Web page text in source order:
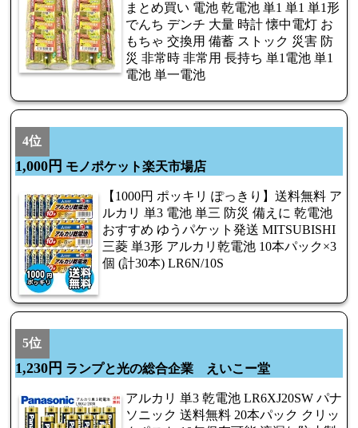
まとめ買い 電池 乾電池 単1 単1 単1形
でんち デンチ 大量 時計 懐中電灯 お
もちゃ 交換用 備蓄 ストック 災害 防
災 非常時 非常用 長持ち 単1電池 単1
電池 単一電池
4位
1,000円 モノポケット楽天市場店
【1000円 ポッキリ ぽっきり】送料無料 ア
ルカリ 単3 電池 単三 防災 備えに 乾電池
おすすめ ゆうパケット発送 MITSUBISHI
三菱 単3形 アルカリ乾電池 10本パック×3
個 (計30本) LR6N/10S
5位
1,230円 ランプと光の総合企業 えいこー堂
アルカリ 単3 乾電池 LR6XJ20SW パナ
ソニック 送料無料 20本パック クリッ